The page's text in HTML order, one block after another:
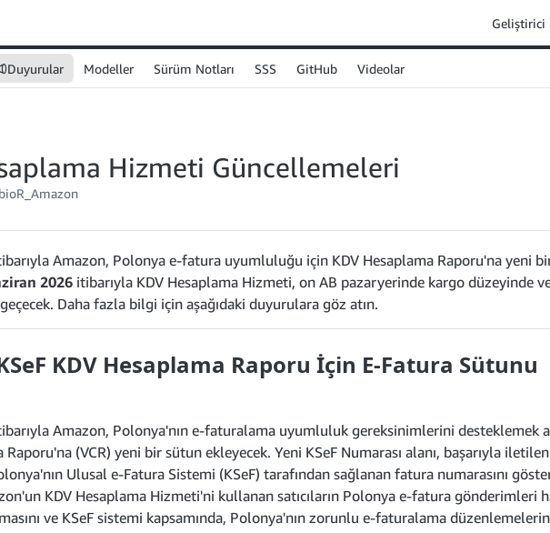
Geliştirici
Duyurular Modeller Sürüm Notları SSS GitHub Videolar
Hizmeti Güncellemeleri
Amazon, Polonya e-fatura uyumluluğu için KDV Hesaplama Raporu'na yeni
2026 itibarıyla KDV Hesaplama Hizmeti, on AB pazaryerinde kargo düzeyinde
Daha fazla bilgi için aşağıdaki duyurulara göz atın.
KDV Hesaplama Raporu İçin E-Fatura Sütunu
Amazon, Polonya'nın e-faturalama uyumluluk gereksinimlerini desteklemek
Raporu'na (VCR) yeni bir sütun ekleyecek. Yeni KSeF Numarası alanı, başarıyla
Ulusal e-Fatura Sistemi (KSeF) tarafından sağlanan fatura numarasını
KDV Hesaplama Hizmeti'ni kullanan satıcıların Polonya e-fatura gönderimleri
ve KSeF sistemi kapsamında, Polonya'nın zorunlu e-faturalama